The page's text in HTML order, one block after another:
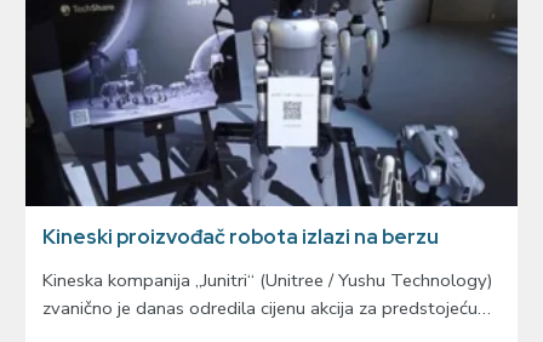
Kineski proizvođač robota izlazi na berzu
Kineska kompanija „Junitri“ (Unitree / Yushu Technology)
zvanično je danas odredila cijenu akcija za predstojeću…